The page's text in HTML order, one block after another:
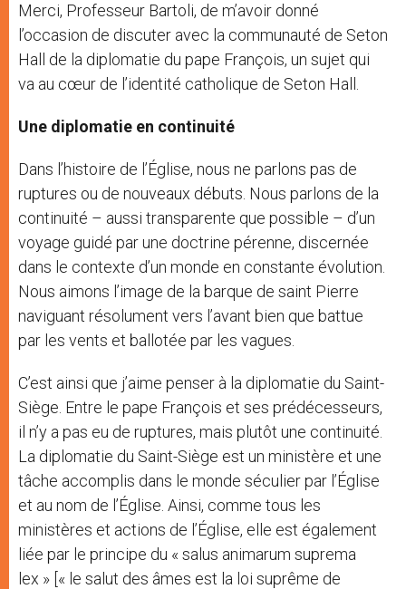
Merci, Professeur Bartoli, de m’avoir donné
l’occasion de discuter avec la communauté de Seton
Hall de la diplomatie du pape François, un sujet qui
va au cœur de l’identité catholique de Seton Hall.
Une diplomatie en continuité
Dans l’histoire de l’Église, nous ne parlons pas de
ruptures ou de nouveaux débuts. Nous parlons de la
continuité – aussi transparente que possible – d’un
voyage guidé par une doctrine pérenne, discernée
dans le contexte d’un monde en constante évolution.
Nous aimons l’image de la barque de saint Pierre
naviguant résolument vers l’avant bien que battue
par les vents et ballotée par les vagues.
C’est ainsi que j’aime penser à la diplomatie du Saint-
Siège. Entre le pape François et ses prédécesseurs,
il n’y a pas eu de ruptures, mais plutôt une continuité.
La diplomatie du Saint-Siège est un ministère et une
tâche accomplis dans le monde séculier par l’Église
et au nom de l’Église. Ainsi, comme tous les
ministères et actions de l’Église, elle est également
liée par le principe du « salus animarum suprema
lex » [« le salut des âmes est la loi suprême de